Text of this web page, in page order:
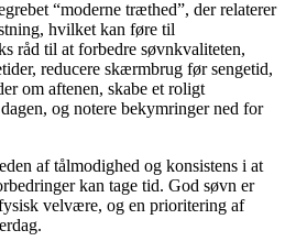
“moderne træthed”, der relaterer
hvilket kan føre til
råd til at forbedre søvnkvaliteten,
reducere skærmbrug før sengetid,
om aftenen, skabe et roligt
og notere bekymringer ned for
af tålmodighed og konsistens i at
kan tage tid. God søvn er
velvære, og en prioritering af